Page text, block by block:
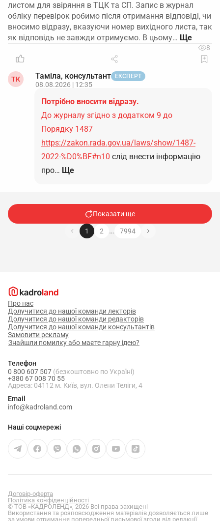
листом для звіряння в ТЦК та СП. Запис в журнал
обліку перевірок робимо після отримання відповіді, чи
вносимо відразу, вказуючи номер вихідного листа, так
як відповідь не завжди отримуємо. В цьому…
8
ТК Таміла, консультант ЕКСПЕРТ
08.08.2026 | 12:35
Потрібно вносити відразу.
До журналу згідно з додатком 9 до
Порядку 1487
https://zakon.rada.gov.ua/laws/show/1487-
2022-%D0%BF#n10 слід внести інформацію
про… Ще
Показати ще
1 2 … 7994
Про нас
Долучитися до нашої команди лекторів
Долучитися до нашої команди редакторів
Долучитися до нашої команди консультантів
Замовити рекламу
Знайшли помилку або маєте гарну ідею?
Телефон
0 800 607 507 (безкоштовно по Україні)
+380 67 008 70 55
Адреса: 04112 м. Київ, вул. Олени Теліги, 4
Email
info@kadroland.com
Наші соцмережі
Договір-оферта
Політика конфіденційності
© ТОВ «КАДРОЛЕНД», 2026 Всі права захищені
Використання та розповсюдження матеріалів дозволяється лише
за умови отримання попередньої письмової згоди від редакції